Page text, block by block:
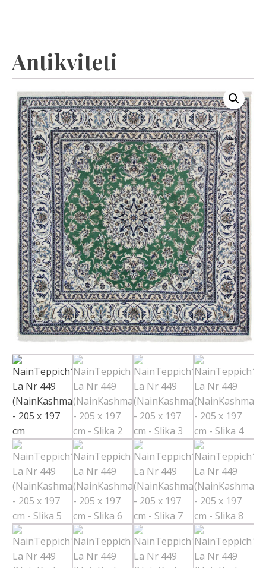
Antikviteti